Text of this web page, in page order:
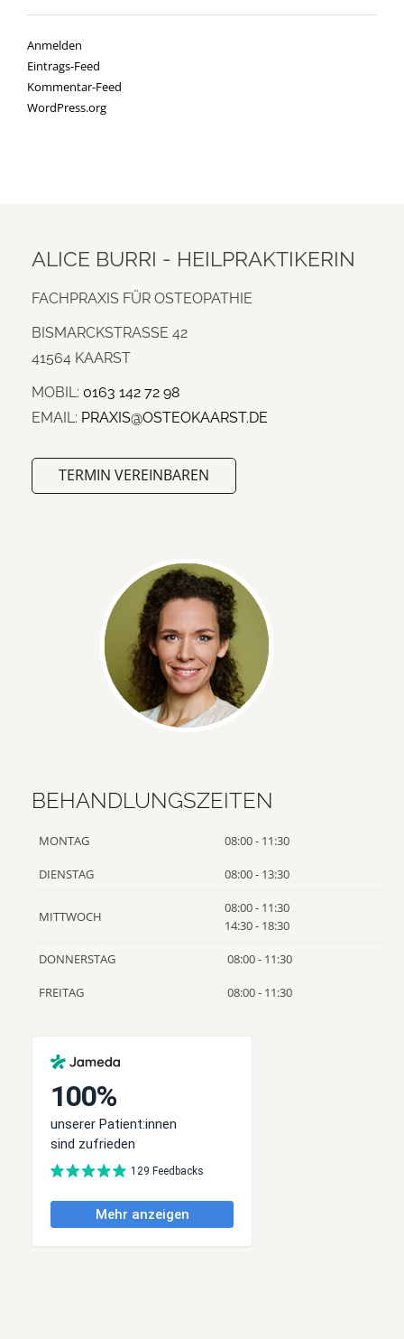
Anmelden
Eintrags-Feed
Kommentar-Feed
WordPress.org
ALICE BURRI - HEILPRAKTIKERIN
FACHPRAXIS FÜR OSTEOPATHIE
BISMARCKSTRASSE 42
41564 KAARST
MOBIL: 0163 142 72 98
EMAIL: PRAXIS@OSTEOKAARST.DE
TERMIN VEREINBAREN
BEHANDLUNGSZEITEN
MONTAG 08:00 - 11:30
DIENSTAG 08:00 - 13:30
MITTWOCH
08:00 - 11:30
14:30 - 18:30
DONNERSTAG 08:00 - 11:30
FREITAG 08:00 - 11:30